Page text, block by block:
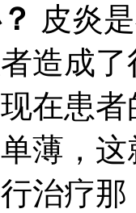
皮炎
造成
在患
薄，
治疗